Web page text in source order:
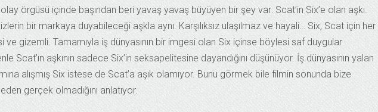
olay örgüsü içinde başından beri yavaş yavaş büyüyen bir şey var: Scat’in Six’e olan aşkı.
bir markaya duyabileceği aşkla aynı. Karşılıksız ulaşılmaz ve hayali… Six, Scat için her
ve gizemli. Tamamıyla iş dünyasının bir imgesi olan Six içinse böylesi saf duygular
Scat’ın aşkının sadece Six’in seksapelitesine dayandığını düşünüyor. İş dünyasının yalan
alışmış Six istese de Scat’a aşık olamıyor. Bunu görmek bile filmin sonunda bize
gerçek olmadığını anlatıyor.